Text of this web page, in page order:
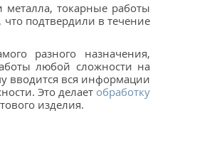
металла, токарные работы
подтвердили в течение
разного назначения,
любой сложности на
вводится вся информации
Это делает обработку
изделия.